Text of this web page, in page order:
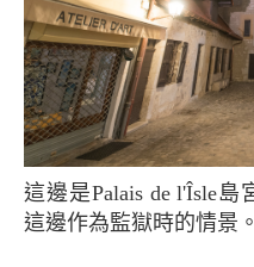
這邊是Palais de l'Îsle島宮的背面，你可以想像以前
這邊作為監獄時的情景。